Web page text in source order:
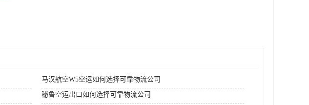
马汉航空W5空运如何选择可靠物流公司
秘鲁空运出口如何选择可靠物流公司